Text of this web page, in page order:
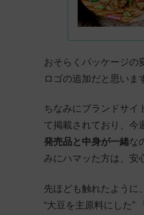
おそらくパッケージの
ロゴの追加だと思いま
ちなみにブランドサイ
て掲載されており、今
発売品と中身が一緒な
みにハマッた方は、安
先ほども触れたように
“大豆を主原料にした”